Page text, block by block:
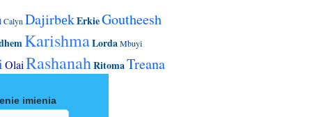
Calyn DajirbеkErkieGoutheesh
KarishmaLordaMbuyi
OlaiRashanahRitomaTreana
imienia